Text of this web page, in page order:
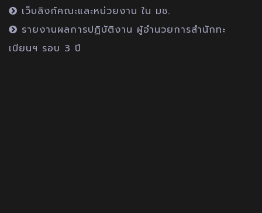
เว็บลิงก์คณะและหน่วยงาน ใน มช.
รายงานผลการปฏิบัติงาน ผู้อำนวยการสำนักทะ
เบียนฯ รอบ 3 ปี